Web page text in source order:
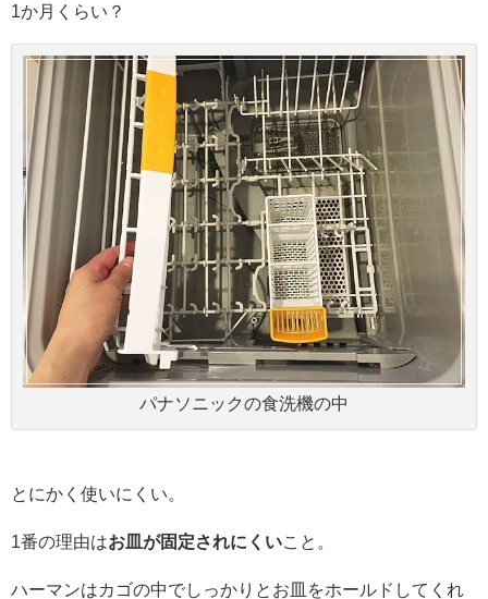
1か月くらい？
パナソニックの食洗機の中
とにかく使いにくい。
1番の理由はお皿が固定されにくい こと。
ハーマンはカゴの中でしっかりとお皿をホールドしてくれ